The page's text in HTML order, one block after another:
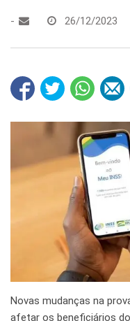
- 26/12/2023
Novas mudanças na
afetar os beneficiários